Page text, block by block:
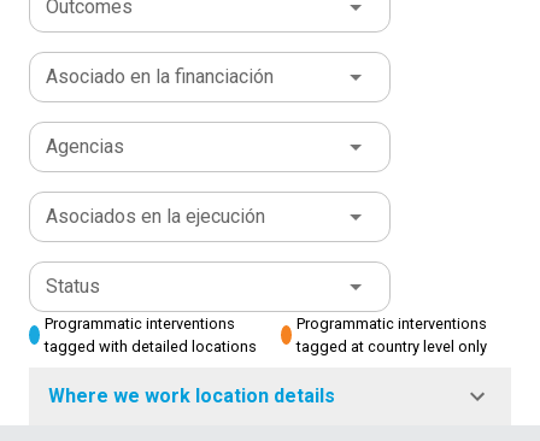
Outcomes
Asociado en la financiación
Agencias
Asociados en la ejecución
Status
Programmatic interventions
tagged with detailed locations
Programmatic interventions
tagged at country level only
Where we work location details